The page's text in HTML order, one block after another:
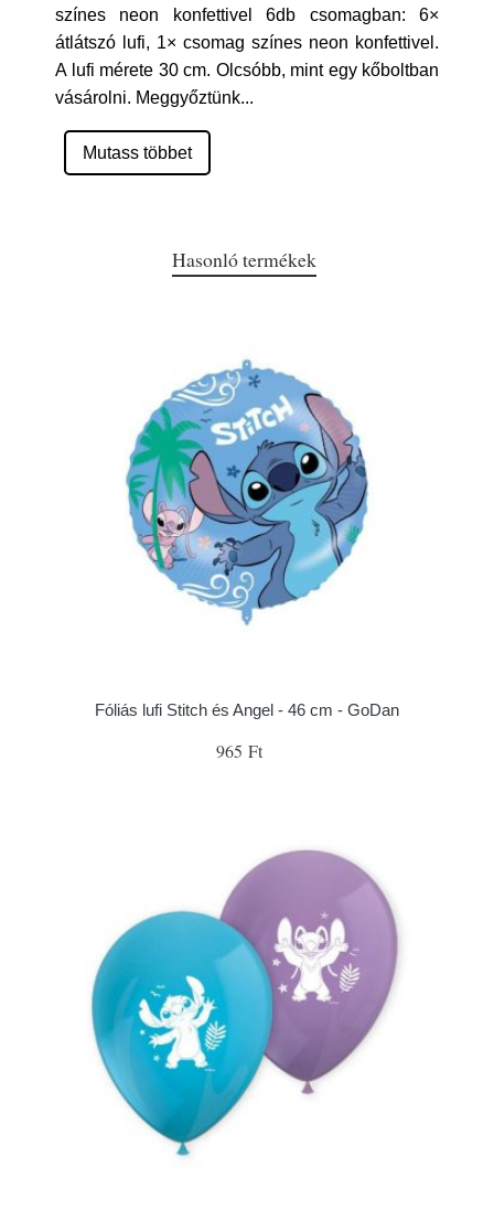
színes neon konfettivel 6db csomagban: 6×
átlátszó lufi, 1× csomag színes neon konfettivel.
A lufi mérete 30 cm. Olcsóbb, mint egy kőboltban
vásárolni. Meggyőztünk...
Mutass többet
Hasonló termékek
Fóliás lufi Stitch és Angel - 46 cm - GoDan
965 Ft